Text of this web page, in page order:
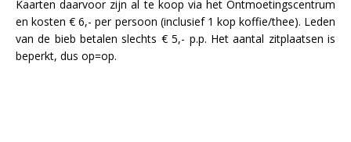
Kaarten daarvoor zijn al te koop via het Ontmoetingscentrum
en kosten € 6,- per persoon (inclusief 1 kop koffie/thee). Leden
van de bieb betalen slechts € 5,- p.p. Het aantal zitplaatsen is
beperkt, dus op=op.